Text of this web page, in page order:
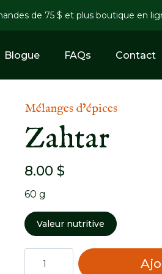
de 75 $ et plus boutique en
Blogue FAQs Contact
Mélanges d’épices
Zahtar
8.00 $
60 g
Valeur nutritive